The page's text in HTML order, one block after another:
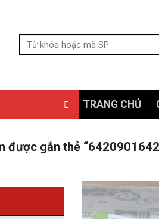
Tìm
TRANG CHỦ
được gắn thẻ